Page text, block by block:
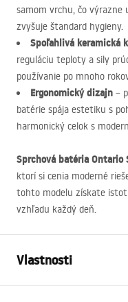
samom vrchu, čo výrazne
zvyšuje štandard hygieny.
Spoľahlivá keramická
reguláciu teploty a sily
používanie po mnoho
Ergonomický dizajn –
batérie spája estetiku s
harmonický celok s
Sprchová batéria Ontario
ktorí si cenia moderné
tohto modelu získate
vzhľadu každý deň.
Vlastnosti